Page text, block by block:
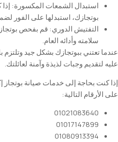
استبدال الشمعات المكسورة: إذا
بوتجازك، استبدلها على الفور
التفتيش الدوري: قم بفحص
سلامته وأدائه العام.
عندما تعتني ببوتجازك بشكل جيد وتلتزم
عليه لتقديم وجبات لذيذة وآمنة لعائلتك.
إذا كنت بحاجة إلى خدمات صيانة بوتجاز
على الأرقام التالية:
01021083640
01017147899
01080913394